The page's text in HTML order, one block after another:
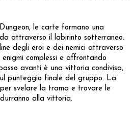
le carte formano una
attraverso il labirinto sotterraneo.
degli eroi e dei nemici attraverso
complessi e affrontando
avanti è una vittoria condivisa,
punteggio finale del gruppo. La
svelare la trama e trovare le
alla vittoria.